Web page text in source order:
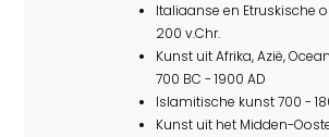
Italiaanse en Etruskische
200 v.Chr.
Kunst uit Afrika, Azië,
700 BC - 1900 AD
Islamitische kunst 700 -
Kunst uit het Midden-